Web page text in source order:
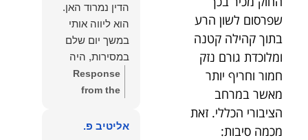
שפרסום לשון הרע
בתוך קהילה קטנה
ומלוכדת גורם נזק
חמור וחריף יותר
מאשר במרחב
הציבורי הכללי. זאת
מכמה סיבות:
כפי
שאתם....תבורכו
ברכה והצלחה
וחיבוק ממני🙂😘
💓
דברייך. אנו
מעריכים את
האמון שנתת בנו
ונמשיך לעמוד
לצידך וללוות
אותך במסירות.
הלב הרבה
הדין נמרוד האן.
הוא ליווה אותי
במשך יום שלם
במסירות, היה
זמין לכל שאלה,
הכווין אותי בכל
תחושת ביטחון
Response
from the
הוא שלנו, נעמוד
אליטיב פ.